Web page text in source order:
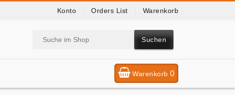
Konto Orders List Warenkorb
Suchen
Warenkorb 0